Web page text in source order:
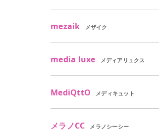
mezaik メザイク
media luxe メディアリュクス
MediQttO メディキュット
メラノCC メラノシーシー